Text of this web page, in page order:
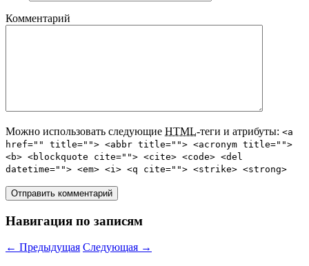
Комментарий
Можно использовать следующие HTML-теги и атрибуты: <a
href="" title=""> <abbr title=""> <acronym title="">
<b> <blockquote cite=""> <cite> <code> <del
datetime=""> <em> <i> <q cite=""> <strike> <strong>
Навигация по записям
← Предыдущая Следующая →